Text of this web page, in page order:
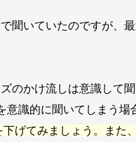
聞いていたのですが、
のかけ流しは意識して
意識的に聞いてしまう場
げてみましょう。また